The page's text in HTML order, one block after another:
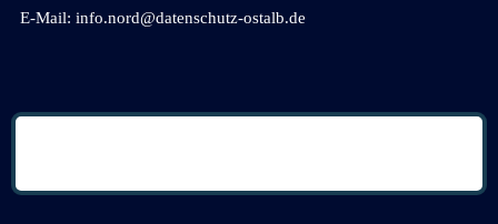
E-Mail: info.nord@datenschutz-ostalb.de